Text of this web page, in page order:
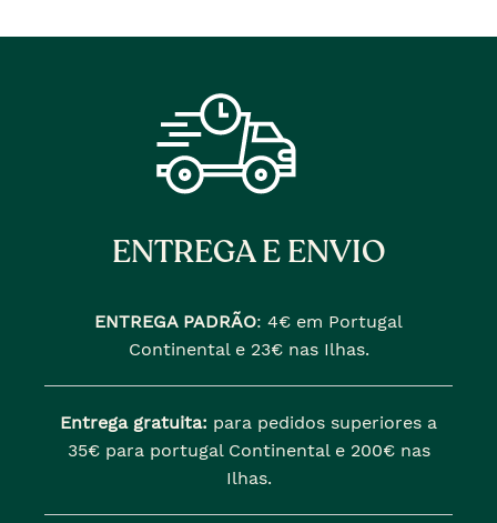
era
era
ENTREGA E ENVIO
ENTREGA PADRÃO: 4€ em Portugal
Continental e 23€ nas Ilhas.
Entrega gratuita: para pedidos superiores a
35€ para portugal Continental e 200€ nas
Ilhas.